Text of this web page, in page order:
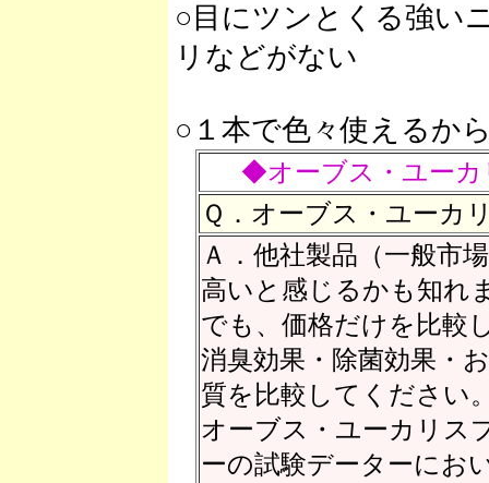
○目にツンとくる強い
リなどがない
○１本で色々使えるか
◆オーブス・ユー
Ｑ．オーブス・ユーカ
Ａ．他社製品（一般市
高いと感じるかも知れ
でも、価格だけを比較
消臭効果・除菌効果・
質を比較してください
オーブス・ユーカリス
ーの試験データーにお